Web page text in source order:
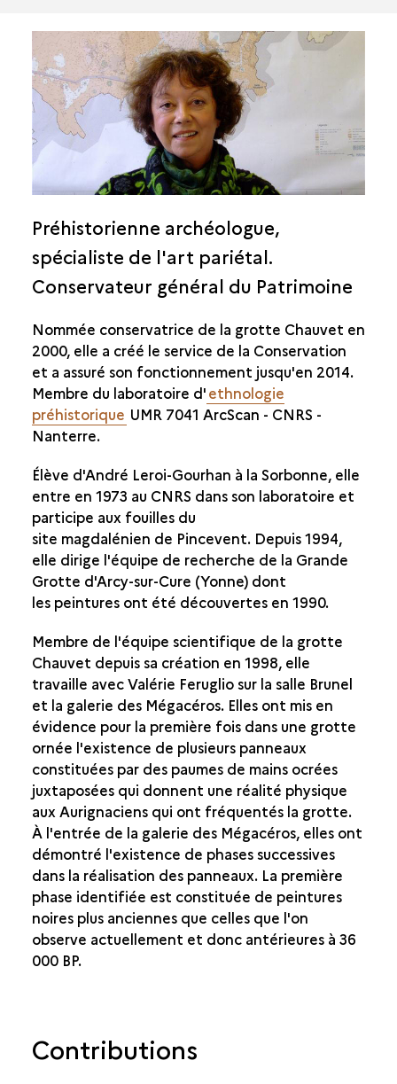
Préhistorienne archéologue,
spécialiste de l'art pariétal.
Conservateur général du Patrimoine
Nommée conservatrice de la grotte Chauvet en
2000, elle a créé le service de la Conservation
et a assuré son fonctionnement jusqu'en 2014.
Membre du laboratoire d'ethnologie
préhistorique UMR 7041 ArcScan - CNRS -
Nanterre.
Élève d'André Leroi-Gourhan à la Sorbonne, elle
entre en 1973 au CNRS dans son laboratoire et
participe aux fouilles du
site magdalénien de Pincevent. Depuis 1994,
elle dirige l'équipe de recherche de la Grande
Grotte d'Arcy-sur-Cure (Yonne) dont
les peintures ont été découvertes en 1990.
Membre de l'équipe scientifique de la grotte
Chauvet depuis sa création en 1998, elle
travaille avec Valérie Feruglio sur la salle Brunel
et la galerie des Mégacéros. Elles ont mis en
évidence pour la première fois dans une grotte
ornée l'existence de plusieurs panneaux
constituées par des paumes de mains ocrées
juxtaposées qui donnent une réalité physique
aux Aurignaciens qui ont fréquentés la grotte.
À l'entrée de la galerie des Mégacéros, elles ont
démontré l'existence de phases successives
dans la réalisation des panneaux. La première
phase identifiée est constituée de peintures
noires plus anciennes que celles que l'on
observe actuellement et donc antérieures à 36
000 BP.
Contributions